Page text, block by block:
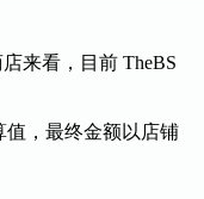
来看，目前 TheBS
值，最终金额以店铺